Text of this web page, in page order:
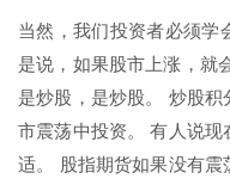
当然，我们投资者必须学
是说，如果股市上涨，就
是炒股，是炒股。 炒股
市震荡中投资。 有人说
适。 股指期货如果没有震